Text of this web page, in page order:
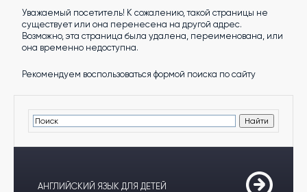
Помочь
выборе?
школу
Уважаемый посетитель! К сожалению, такой страницы не
существует или она перенесена на другой адрес.
Возможно, эта страница была удалена, переименована, или
она временно недоступна.
Рекомендуем воспользоваться формой поиска по сайту
АНГЛИЙСКИЙ ЯЗЫК ДЛЯ ДЕТЕЙ